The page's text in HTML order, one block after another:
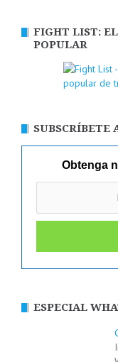
FIGHT LIST:
POPULAR
SUBSCRÍBETE
Obtenga
ESPECIAL